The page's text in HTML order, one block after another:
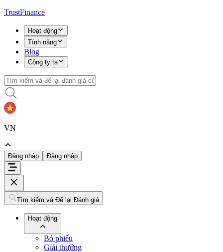
TrustFinance
Hoạt động
Tính năng
Blog
Công ty ta
VN
Đăng nhập Đăng nhập
Tìm kiếm và Để lại Đánh giá
Hoạt động
Bỏ phiếu
Giải thưởng